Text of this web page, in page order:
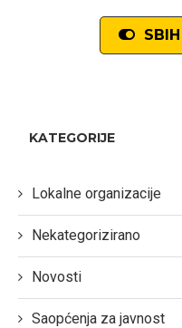
KATEGORIJE
Lokalne organizacije
Nekategorizirano
Novosti
Saopćenja za javnost